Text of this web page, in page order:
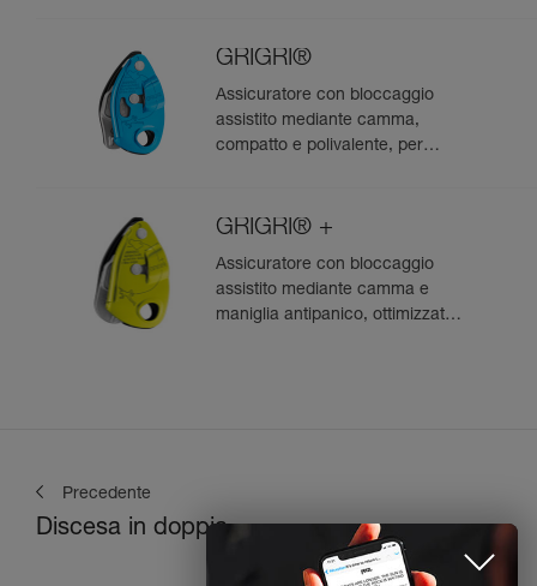
nella discesa in doppia
GRIGRI®
Assicuratore con bloccaggio
assistito mediante camma,
compatto e polivalente, per
GRIGRI® +
Assicuratore con bloccaggio
assistito mediante camma e
maniglia antipanico, ottimizzato
Precedente
Discesa in doppia